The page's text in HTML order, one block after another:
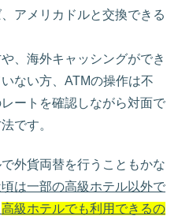
アメリカドルと交換できる
、海外キャッシングができ
ない方、ATMの操作は不
ートを確認しながら対面で
です。
外貨両替を行うこともかな
は一部の高級ホテル以外で
高級ホテルでも利用できるの